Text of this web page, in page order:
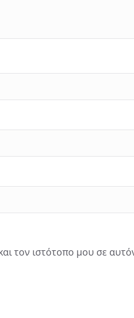
τον ιστότοπο μου σε